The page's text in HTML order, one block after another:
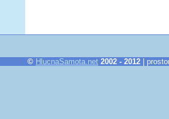
© HlucnaSamota.net 2002 - 2012 |